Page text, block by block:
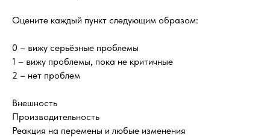
Оцените каждый пункт следующим образом:
0 – вижу серьёзные проблемы
1 – вижу проблемы, пока не критичные
2 – нет проблем
Внешность
Производительность
Реакция на перемены и любые изменения